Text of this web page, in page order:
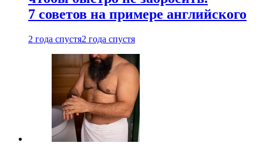
7 советов на примере английского
2 года спустя2 года спустя